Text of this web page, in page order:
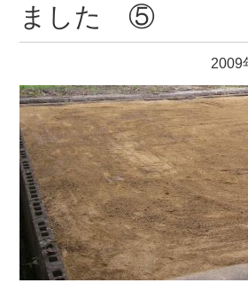
ました ⑤
2009